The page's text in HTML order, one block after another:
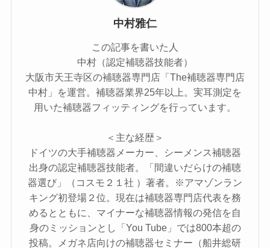
中村雅仁
この記事を書いた人
中村（認定補聴器技能者）
大阪市天王寺区の補聴器専門店「The補聴器専門店
中村」を運営。補聴器業界25年以上。実耳測定を
用いた補聴器フィッティングを行っています。
＜主な経歴＞
ドイツの大手補聴器メーカー、シーメンス補聴器
出身の認定補聴器技能者。「間違いだらけの補聴
器選び」（コスモ２１社 ）著者。※アマゾンラン
キング初登場２位。現在は補聴器専門店代表を務
めるとともに、マイナーな補聴器情報の発信を自
身のミッションとし「You Tube」では800本超の
投稿。メガネ店向けの補聴器セミナー（船井総研